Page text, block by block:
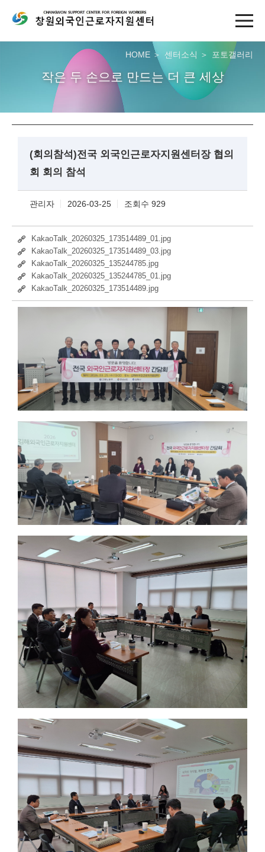
HOME 센터소식 포토갤러리
작은 두 손으로 만드는 더 큰 세상
(회의참석)전국 외국인근로자지원센터장 협의
회 회의 참석
관리자 2026-03-25 조회수 929
KakaoTalk_20260325_173514489_01.jpg
KakaoTalk_20260325_173514489_03.jpg
KakaoTalk_20260325_135244785.jpg
KakaoTalk_20260325_135244785_01.jpg
KakaoTalk_20260325_173514489.jpg